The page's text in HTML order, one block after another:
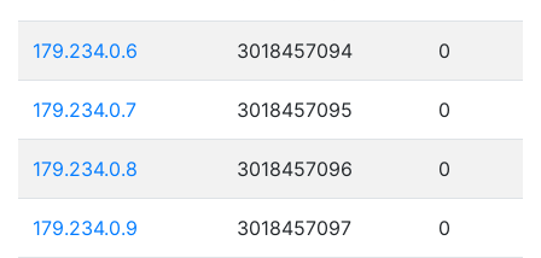
179.234.0.6 3018457094 0
179.234.0.7 3018457095 0
179.234.0.8 3018457096 0
179.234.0.9 3018457097 0